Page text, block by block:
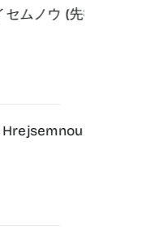
(先行予約) |
(Đặt trước) |